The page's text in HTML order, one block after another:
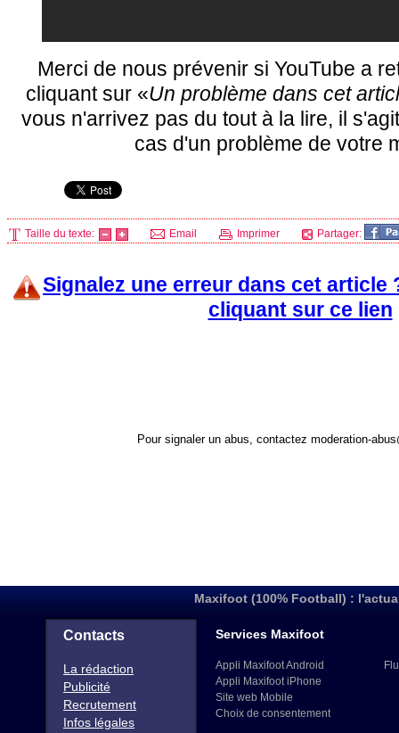
Merci de nous prévenir si YouTube a
cliquant sur «Un problème dans cet
vous n'arrivez pas du tout à la lire, il
cas d'un problème de votre
Taille du texte: Email Imprimer Partager:
Signalez une erreur dans cet article
cliquant sur ce lien
Pour signaler un abus, contactez moderation-
Maxifoot (100% Football) :
Contacts
La rédaction
Publicité
Recrutement
Infos légales
Services Maxifoot
Appli Maxifoot Android
Appli Maxifoot iPhone
Site web Mobile
Choix de consentement